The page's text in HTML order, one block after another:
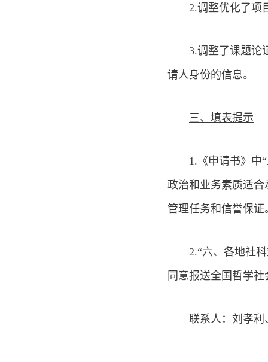
2.调整优化了项
3.调整了课题论
请人身份的信息。
三、填表提示
1.《申请书》中
政治和业务素质适
管理任务和信誉保证
2.“六、各地社
同意报送全国哲学
联系人：刘孝利